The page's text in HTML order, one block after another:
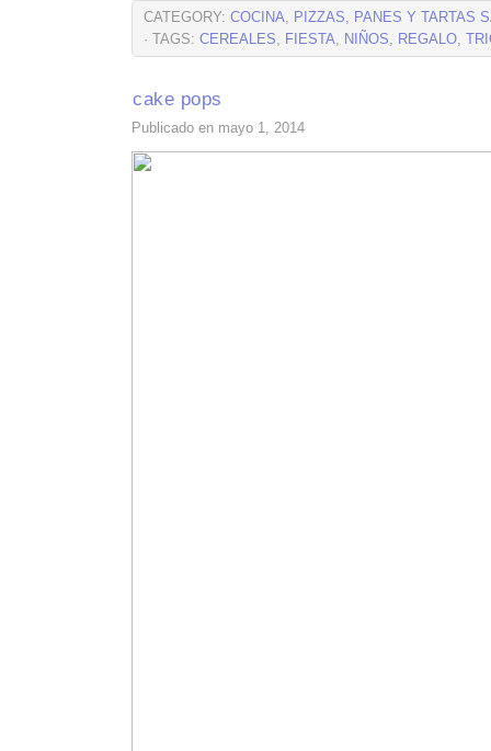
CATEGORY: COCINA, PIZZAS, PANES Y TARTAS
· TAGS: CEREALES, FIESTA, NIÑOS, REGALO,
cake pops
Publicado en mayo 1, 2014